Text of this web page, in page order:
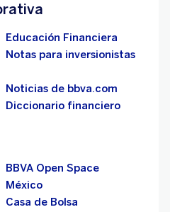
Educación Financiera
Notas para inversionistas
Noticias de bbva.com
Diccionario financiero
BBVA Open Space
México
Casa de Bolsa